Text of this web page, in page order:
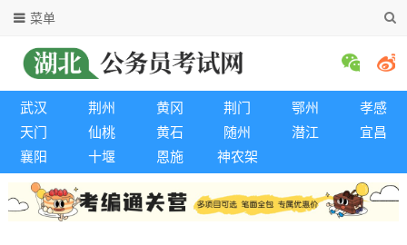
菜单
武汉 荆州 黄冈 荆门 鄂州
孝感
天门
仙桃 黄石 随州 潜江
宜昌
襄阳
十堰 恩施 神农架